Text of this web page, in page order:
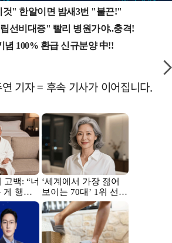
기자 = 후속 기사가 이어집니다.